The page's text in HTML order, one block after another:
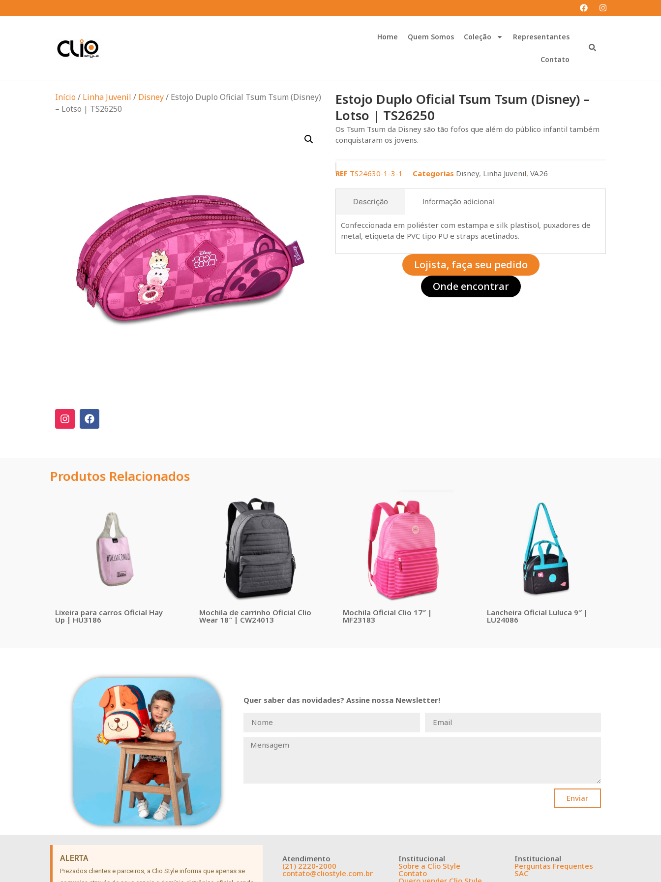
Home Quem Somos Coleção Representantes
Contato
Início / Linha Juvenil / Disney/ Estojo Duplo Oficial Tsum Tsum (Disney)
– Lotso | TS26250
Estojo Duplo Oficial Tsum Tsum (Disney) –
Lotso | TS26250
Os Tsum Tsum da Disney são tão fofos que além do público infantil também
conquistaram os jovens.
REF TS24630-1-3-1 Categorias Disney, Linha Juvenil, VA26
Descrição Informação adicional
Confeccionada em poliéster com estampa e silk plastisol, puxadores de
metal, etiqueta de PVC tipo PU e straps acetinados.
Lojista, faça seu pedido
Onde encontrar
Produtos Relacionados
Lixeira para carros Oficial Hay
Up | HU3186
Mochila de carrinho Oficial Clio
Wear 18″ | CW24013
Mochila Oficial Clio 17″ |
MF23183
Lancheira Oficial Luluca 9″ |
LU24086
Quer saber das novidades? Assine nossa Newsletter!
Enviar
ALERTA
Prezados clientes e parceiros, a Clio Style informa que apenas se
Atendimento
(21) 2220-2000
contato@cliostyle.com.br
Institucional
Sobre a Clio Style
Contato
Institucional
Perguntas Frequentes
SAC